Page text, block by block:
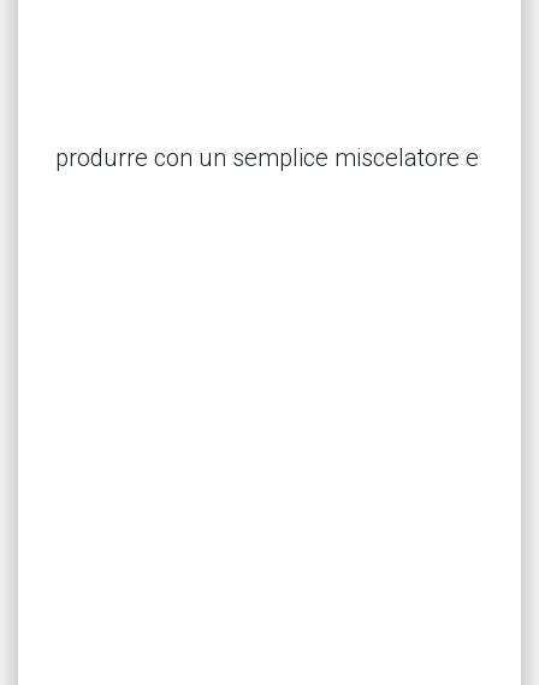
produrre con un semplice miscelatore e